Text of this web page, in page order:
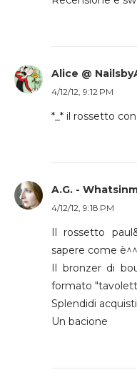
Alice @
4/12/12, 9:12 PM
*_* il rossetto
A.G. -
4/12/12, 9:18 PM
Il rossetto
sapere come è^^
Il bronzer di
formato
Splendidi acquisti
Un bacione